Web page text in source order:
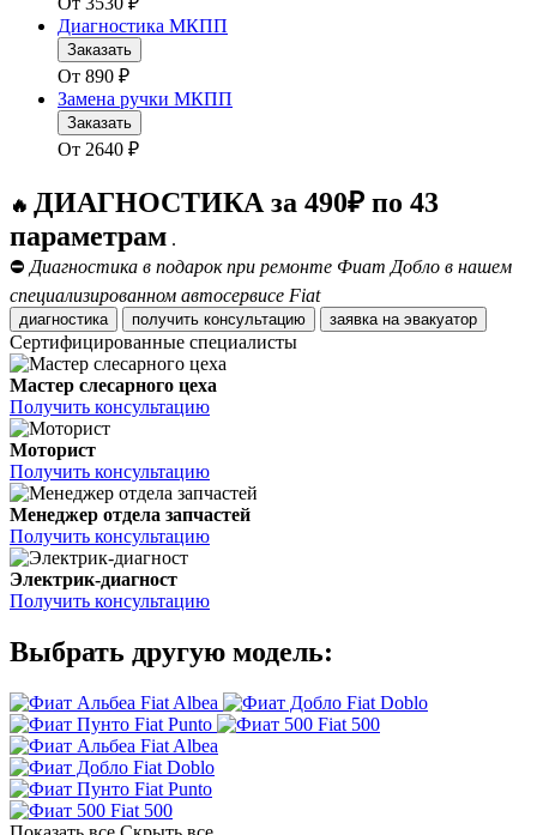
Диагностика МКПП
Заказать
От 890 ₽
Замена ручки МКПП
Заказать
От 2640 ₽
🔥 ДИАГНОСТИКА за 490₽ по 43
параметрам .
⛔ Диагностика в подарок при ремонте Фиат Добло в нашем
специализированном автосервисе Fiat
диагностика получить консультацию заявка на эвакуатор
Сертифицированные специалисты
Мастер слесарного цеха
Получить консультацию
Моторист
Получить консультацию
Менеджер отдела запчастей
Получить консультацию
Электрик-диагност
Получить консультацию
Выбрать другую модель:
Fiat Albea
Fiat Doblo
Fiat Punto
Fiat 500
Fiat Albea
Fiat Doblo
Fiat Punto
Fiat 500